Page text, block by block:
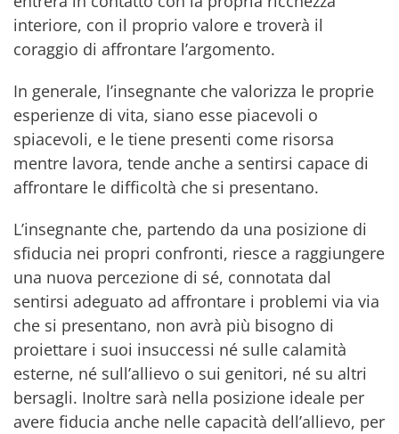
interiore, con il proprio valore e troverà il
coraggio di affrontare l’argomento.
In generale, l’insegnante che valorizza le proprie
esperienze di vita, siano esse piacevoli o
spiacevoli, e le tiene presenti come risorsa
mentre lavora, tende anche a sentirsi capace di
affrontare le difficoltà che si presentano.
L’insegnante che, partendo da una posizione di
sfiducia nei propri confronti, riesce a raggiungere
una nuova percezione di sé, connotata dal
sentirsi adeguato ad affrontare i problemi via via
che si presentano, non avrà più bisogno di
proiettare i suoi insuccessi né sulle calamità
esterne, né sull’allievo o sui genitori, né su altri
bersagli. Inoltre sarà nella posizione ideale per
avere fiducia anche nelle capacità dell’allievo, per